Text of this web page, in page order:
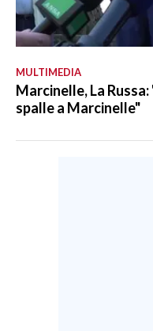
MULTIMEDIA
Marcinelle, La
spalle a Marcinelle"